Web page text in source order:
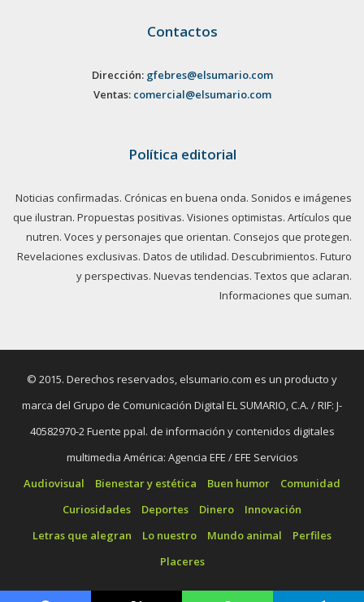
Contactos
Dirección: gfebres@elsumario.com
Ventas: comercial@elsumario.com
Política editorial
Noticias confirmadas. Crónicas en buena onda. Sonidos e imágenes
que ilustran. Propuestas positivas. Visiones optimistas. Artículos que
nutren. Voces y personajes que orientan. Consejos que protegen.
Revelaciones exclusivas. Datos de utilidad. Descubrimientos. Futuro
y perspectivas. Nuevas tendencias. Textos que aclaran.
Informaciones que suman.
© 2015. Derechos reservados, elsumario.com es un producto y
marca del Grupo de Comunicación Digital EL SUMARIO, C.A. / RIF: J-
40582970-2 Fuente ppal. de información y contenidos digitales
multimedia América: Agencia EFE / EFE Servicios
Audiovisual
Bienestar y estética Buen humor
Comunidad
Curiosidades
Deportes Dinero
Innovación
Letras que alegran
Lo nuestro Mundo animal
Perfiles
Placeres